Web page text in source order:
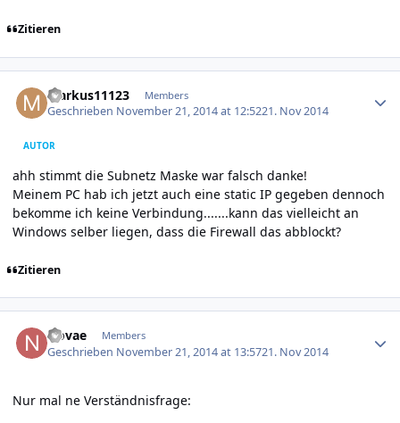
Zitieren
Markus11123 Members
Geschrieben November 21, 2014 at 12:5221. Nov 2014
AUTOR
ahh stimmt die Subnetz Maske war falsch danke!
Meinem PC hab ich jetzt auch eine static IP gegeben dennoch
bekomme ich keine Verbindung.......kann das vielleicht an
Windows selber liegen, dass die Firewall das abblockt?
Zitieren
Novae Members
Geschrieben November 21, 2014 at 13:5721. Nov 2014
Nur mal ne Verständnisfrage: